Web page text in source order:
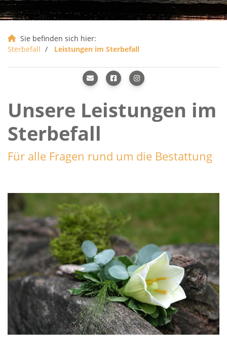
Sie befinden sich hier:
Sterbefall
Leistungen im Sterbefall
Unsere Leistungen im
Sterbefall
Für alle Fragen rund um die Bestattung